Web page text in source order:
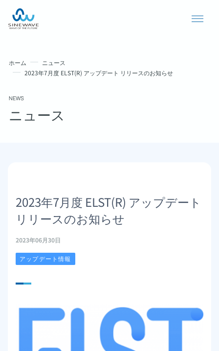
個人情報保護方針
ホーム
ニュース
2023年7月度 ELST(R) アップデート リリースのお知らせ
NEWS
ニュース
2023年7月度 ELST(R) アップデート
リリースのお知らせ
2023年06月30日
アップデート情報